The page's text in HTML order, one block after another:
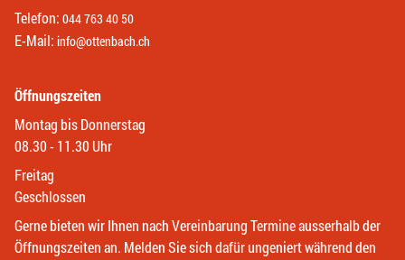
Telefon: 044 763 40 50
E-Mail: info@ottenbach.ch
Öffnungszeiten
Montag bis Donnerstag
08.30 - 11.30 Uhr
Freitag
Geschlossen
Gerne bieten wir Ihnen nach Vereinbarung Termine ausserhalb der
Öffnungszeiten an. Melden Sie sich dafür ungeniert während den